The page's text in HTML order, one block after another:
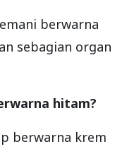
berwarna
sebagian organ
hitam?
berwarna krem